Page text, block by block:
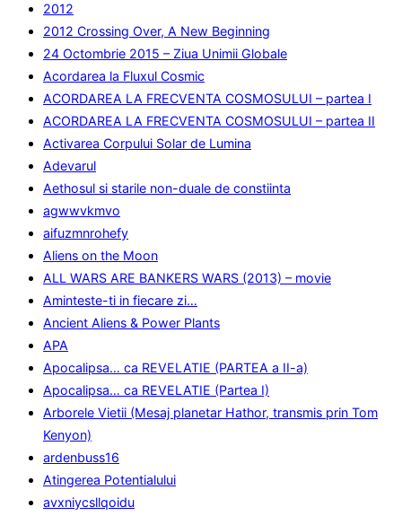
2012
2012 Crossing Over, A New Beginning
24 Octombrie 2015 – Ziua Unimii Globale
Acordarea la Fluxul Cosmic
ACORDAREA LA FRECVENTA COSMOSULUI – partea I
ACORDAREA LA FRECVENTA COSMOSULUI – partea II
Activarea Corpului Solar de Lumina
Adevarul
Aethosul si starile non-duale de constiinta
agwwvkmvo
aifuzmnrohefy
Aliens on the Moon
ALL WARS ARE BANKERS WARS (2013) – movie
Aminteste-ti in fiecare zi…
Ancient Aliens & Power Plants
APA
Apocalipsa… ca REVELATIE (PARTEA a II-a)
Apocalipsa… ca REVELATIE (Partea I)
Arborele Vietii (Mesaj planetar Hathor, transmis prin Tom
Kenyon)
ardenbuss16
Atingerea Potentialului
avxniycsllqoidu